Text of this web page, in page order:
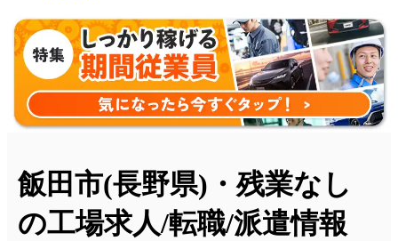
飯田市(長野県)・残業なし
の工場求人/転職/派遣情報